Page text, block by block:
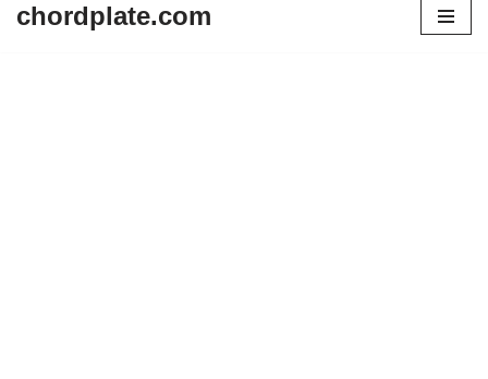
chordplate.com